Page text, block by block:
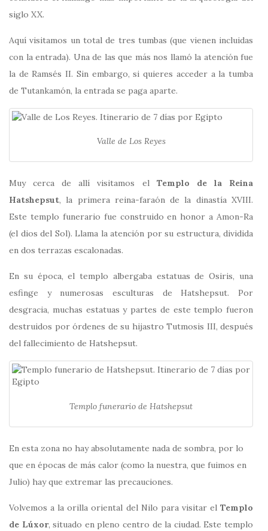
siglo XX.
Aquí visitamos un total de tres tumbas (que vienen incluidas
con la entrada). Una de las que más nos llamó la atención fue
la de Ramsés II. Sin embargo, si quieres acceder a la tumba
de Tutankamón, la entrada se paga aparte.
Valle de Los Reyes
Muy cerca de allí visitamos el Templo de la Reina
Hatshepsut, la primera reina-faraón de la dinastía XVIII.
Este templo funerario fue construido en honor a Amon-Ra
(el dios del Sol). Llama la atención por su estructura, dividida
en dos terrazas escalonadas.
En su época, el templo albergaba estatuas de Osiris, una
esfinge y numerosas esculturas de Hatshepsut. Por
desgracia, muchas estatuas y partes de este templo fueron
destruidos por órdenes de su hijastro Tutmosis III, después
del fallecimiento de Hatshepsut.
Templo funerario de Hatshepsut
En esta zona no hay absolutamente nada de sombra, por lo
que en épocas de más calor (como la nuestra, que fuimos en
Julio) hay que extremar las precauciones.
Volvemos a la orilla oriental del Nilo para visitar el Templo
de Lúxor, situado en pleno centro de la ciudad. Este templo